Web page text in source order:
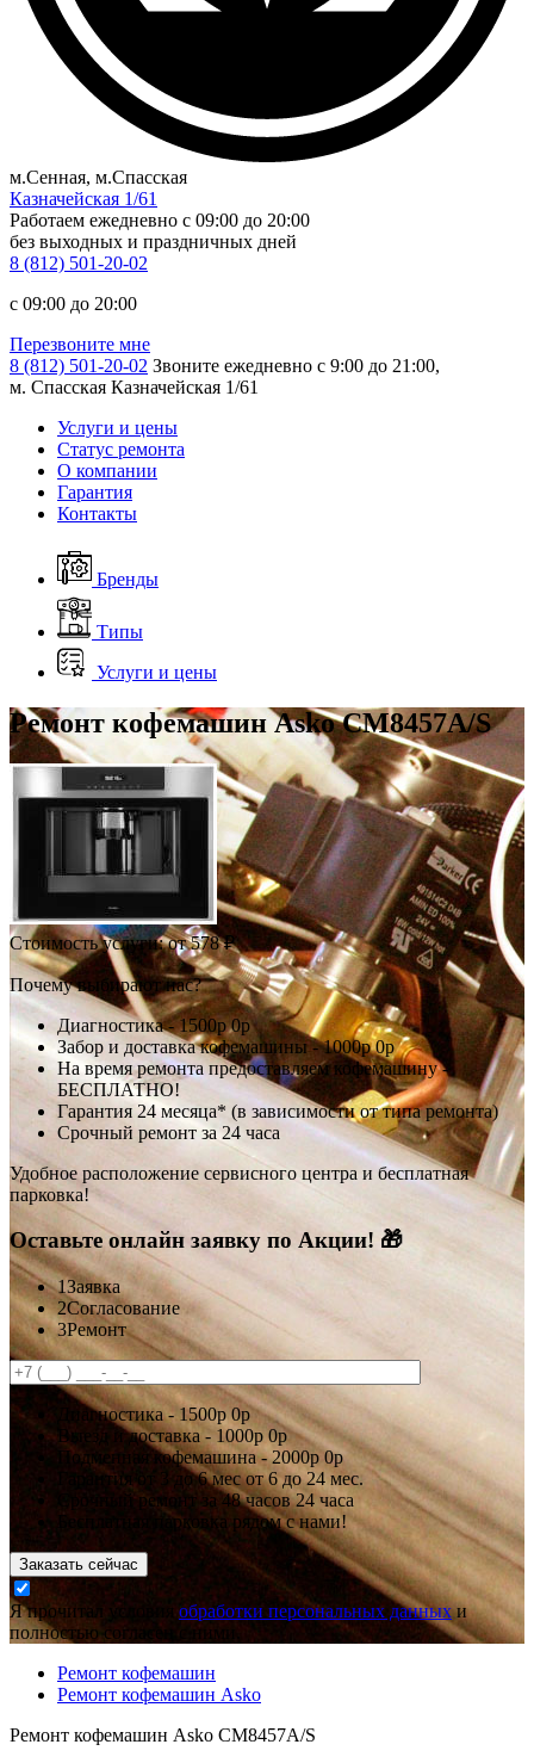
м.Сенная, м.Спасская
Казначейская 1/61
Работаем ежедневно c 09:00 до 20:00
без выходных и праздничных дней
8 (812) 501-20-02
c 09:00 до 20:00
Перезвоните мне
8 (812) 501-20-02 Звоните ежедневно с 9:00 до 21:00,
м. Спасская Казначейская 1/61
Услуги и цены
Статус ремонта
О компании
Гарантия
Контакты
Бренды
Типы
Услуги и цены
Ремонт кофемашин Asko CM8457A/S
Стоимость услуги:от 578 ₽
Почему выбирают нас?
Диагностика -1500р0р
Забор и доставка кофемашины -1000р0р
На время ремонта предоставляем кофемашину -
БЕСПЛАТНО!
Гарантия 24 месяца* (в зависимости от типа ремонта)
Срочный ремонт за 24 часа
Удобное расположение сервисного центра и бесплатная
парковка!
Оставьте онлайн заявку по Акции! 🎁
1Заявка
2Согласование
3Ремонт
Диагностика -1500р0р
Выезд и доставка - 1000р0р
Подменная кофемашина -2000р 0р
Гарантияот 3 до 6 месот 6 до 24 мес.
Срочный ремонт за 48 часов24 часа
Бесплатная парковка рядом с нами!
Заказать сейчас
Я прочитал условия обработки персональных данныхи
полностью согласен с ними.
Ремонт кофемашин
Ремонт кофемашин Asko
Ремонт кофемашин Asko CM8457A/S